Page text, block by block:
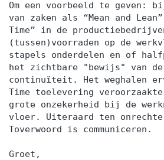
Om een voorbeeld te geven:
van zaken als “Mean and
Time” in de
(tussen)voorraden op de
stapels onderdelen en of
het zichtbare "bewijs" van
continuïteit. Het weghalen
Time toelevering
grote onzekerheid bij de
vloer. Uiteraard ten
Toverwoord is communiceren.
Groet,